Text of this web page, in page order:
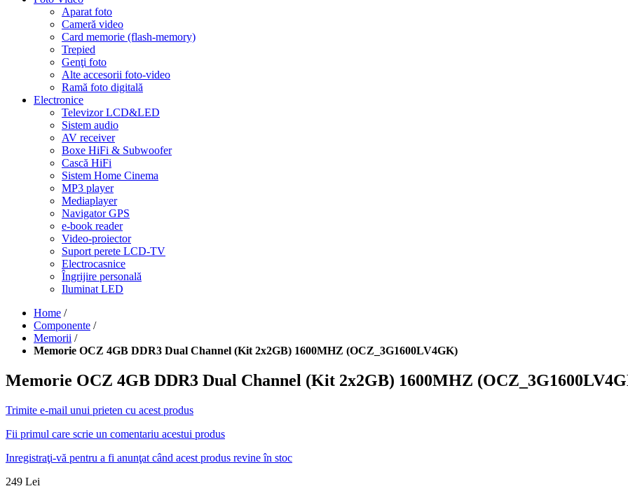
Aparat foto
Cameră video
Card memorie (flash-memory)
Trepied
Genţi foto
Alte accesorii foto-video
Ramă foto digitală
Electronice
Televizor LCD&LED
Sistem audio
AV receiver
Boxe HiFi & Subwoofer
Cască HiFi
Sistem Home Cinema
MP3 player
Mediaplayer
Navigator GPS
e-book reader
Video-proiector
Suport perete LCD-TV
Electrocasnice
Îngrijire personală
Iluminat LED
Home /
Componente /
Memorii /
Memorie OCZ 4GB DDR3 Dual Channel (Kit 2x2GB) 1600MHZ (OCZ_3G1600LV4GK)
Memorie OCZ 4GB DDR3 Dual Channel (Kit 2x2GB) 1600MHZ
Trimite e-mail unui prieten cu acest produs
Fii primul care scrie un comentariu acestui produs
Inregistraţi-vă pentru a fi anunţat când acest produs revine în stoc
249 Lei